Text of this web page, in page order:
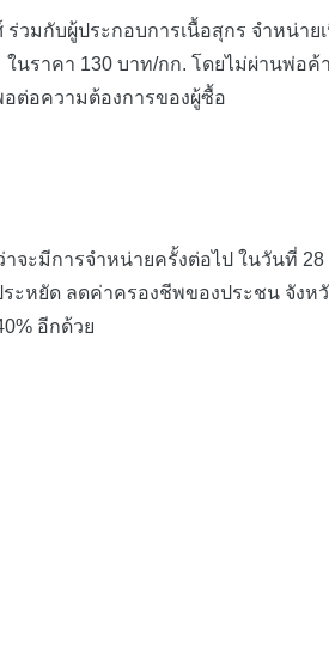
กับผู้ประกอบการเนื้อสุกร จำหน่าย
นราคา 130 บาท/กก. โดยไม่ผ่านพ่
ต่อความต้องการของผู้ซื้อ
ารจำหน่ายครั้งต่อไป ในวันที่ 28 ก
ะหยัด ลดค่าครองชีพของประชน จัง
อีกด้วย